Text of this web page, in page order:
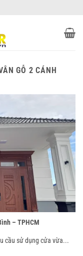
GỖ 2 CÁNH
– TPHCM
cầu sử dụng cửa vừa...